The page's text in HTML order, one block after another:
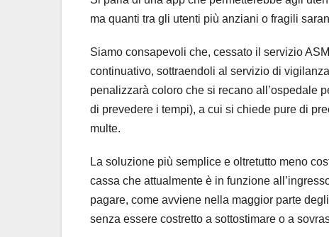
ma quanti tra gli utenti più anziani o fragili
Siamo consapevoli che, cessato il servizio
continuativo, sottraendoli al servizio di
penalizzarà coloro che si recano all’ospedale
di prevedere i tempi), a cui si chiede pure di
multe.
La soluzione più semplice e oltretutto meno
cassa che attualmente è in funzione
pagare, come avviene nella maggior parte
senza essere costretto a sottostimare o a